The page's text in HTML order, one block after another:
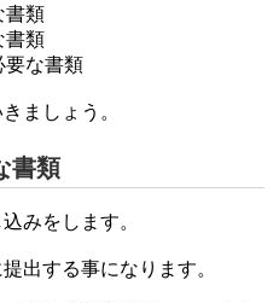
書類
書類
要な書類
ましょう。
書類
みをします。
出する事になります。